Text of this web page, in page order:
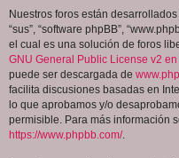
Nuestros foros están
“sus”, “software phpBB”,
el cual es una solución de foros
GNU General Public License v2
puede ser descargada de
facilita discusiones basadas en
lo que aprobamos y/o
permisible. Para más información
https://www.phpbb.com/.